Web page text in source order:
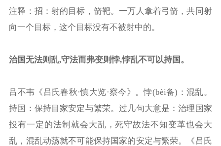
注释：招：射的目标，箭靶。一万人拿着弓箭，共同射
向一个目标，这个目标没有不被射中的。
治国无法则乱,守法而弗变则悖,悖乱不可以持国。
吕不韦《吕氏春秋·慎大览·察今》。悖(bèi备)：混乱。
持国：保持目家安定与繁荣。过几句大意是：治理国家
投有一定的法制就会大乱，死守故法不知变革也会大
乱，混乱动荡就不可能保持国家的安定与繁荣。《吕氏